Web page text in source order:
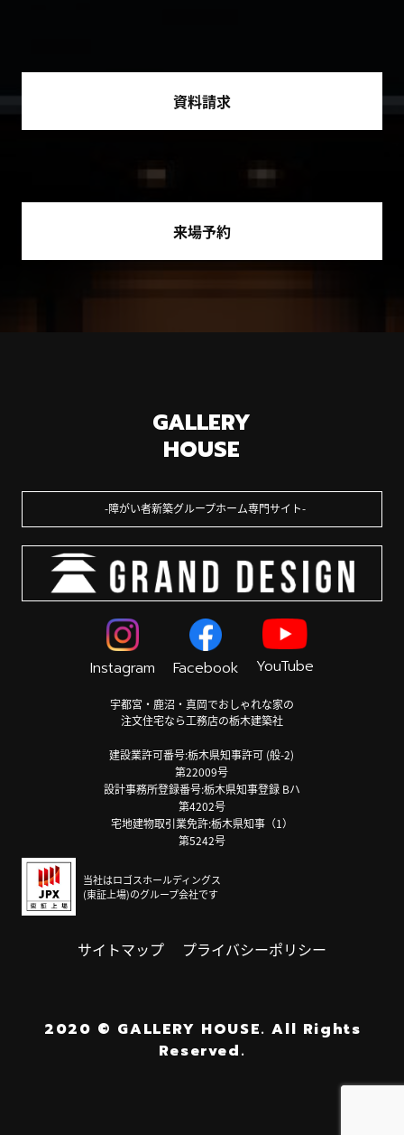
資料請求
来場予約
GALLERY
HOUSE
障がい者新築グループホーム専門サイト
Instagram Facebook YouTube
宇都宮・鹿沼・真岡でおしゃれな家の
注文住宅なら工務店の栃木建築社
建設業許可番号:栃木県知事許可 (般-2)
第22009号
設計事務所登録番号:栃木県知事登録 Bハ
第4202号
宅地建物取引業免許:栃木県知事（1）
第5242号
当社はロゴスホールディングス
(東証上場)のグループ会社です
サイトマップ プライバシーポリシー
2020 © GALLERY HOUSE. All Rights
Reserved.